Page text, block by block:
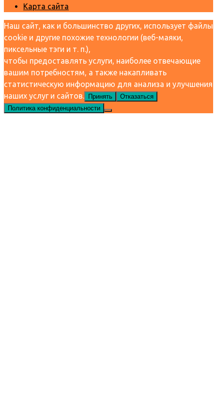
Карта сайта
Наш сайт, как и большинство других, использует файлы
cookie и другие похожие технологии (веб-маяки,
пиксельные тэги и т. п.),
чтобы предоставлять услуги, наиболее отвечающие
вашим потребностям, а также накапливать
статистическую информацию для анализа и улучшения
наших услуг и сайтов.
Принять
Отказаться
Политика конфиденциальности